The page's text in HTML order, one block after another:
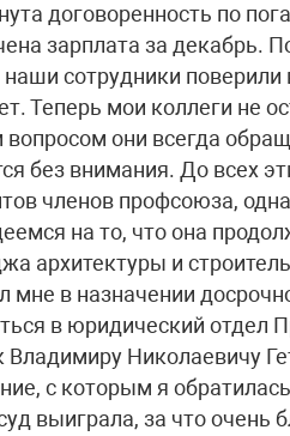
договоренность по
зарплата за декабрь.
сотрудники поверили
Теперь мои коллеги не
они всегда
без внимания. До всех
членов профсоюза,
на то, что она
архитектуры и
мне в назначении
в юридический отдел
Владимиру Николаевичу
с которым я
выиграла, за что